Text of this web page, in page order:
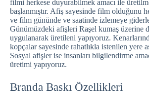
filmi herkese duyurabilmek amacı ile
başlanmıştır. Afiş sayesinde film olduğunu
ve film gününde ve saatinde izlemeye
Günümüzdeki afişleri Raşel kumaş üzerine
uygulanarak üretileni yapıyoruz.
kopçalar sayesinde rahatlıkla istenilen yere
Sosyal afişler ise insanları bilgilendirme
üretimi yapıyoruz.
Branda Baskı Özellikleri